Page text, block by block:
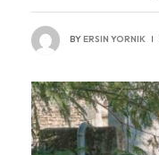
BYERSIN YORNIK